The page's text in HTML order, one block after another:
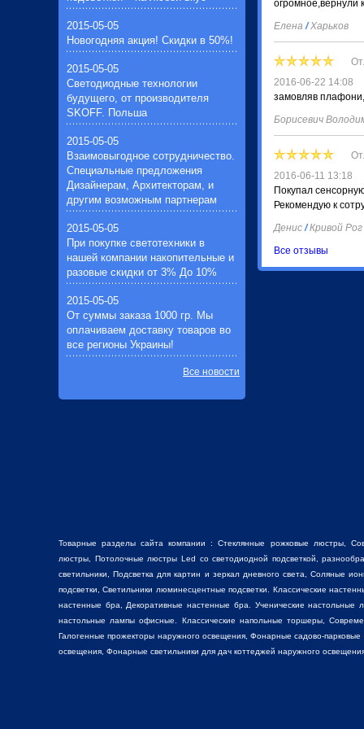
Елена/Харьков
2016-06-22 14:08
замовляв
Борисевич
2016-06-11 13:18
Покупал
Рекомендую к
Денис/Кривой Рог
Все отзывы
промышленные(45)
Вентиляторы вытяжные, бытовые.
Электронные балласты(7)
Звонки дверные(1)
Импульсные зажигающие
устройства(1)
ламп(1)
2015-05-05
Новогодняя акция! Скидки в 50%!
2015-05-05
Светодиодные технологии
будущего, от производителя
SKOFF. Польша
2015-05-05
Взаимовыгодное сотрудничество.
Специальные предложения
Дизайнерам, Архитекторам, и
другим возможным партнерам
2015-05-05
При покупке светотехники в
нашей компании накопительные и
разовые скидки от 3% До 10%
2015-05-05
От суммы заказа 1000 гр. Мы
оплачиваем доставку товаров во
все регионы Украины!
Все новости
Товарные разделы сайта компании :Стеклянные рожковые люстры,
люстры , Потолочные люстры Led со светодиодной подсветкой,
светильники,Подсветка для картин и зеркал дневного света, Соляные
подсветки, Светильники люминесцентные подсветки. Классические
настенные бра, Декоративныенастенные бра . Ученические
настольные лампы офисные. Классические напольные торшеры ,
Галогенные прожекторы наружного освещения, Фонарные садово-
освещения, Фонарные светильники для дач коттеджей наружного